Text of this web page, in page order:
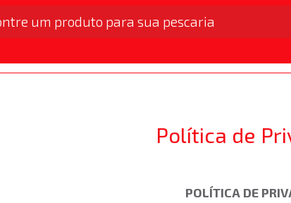
Anzol e Garatéia Carretilha
Política de
POLÍTICA DE